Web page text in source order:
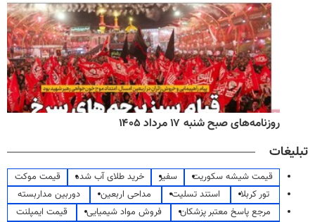
روزنامه‌های صبح شنبه ۱۷ مرداد ۱۴۰۵
تبلیغات
قیمت شیشه سکوریت سفیر خرید طلای آب شده
قیمت موکت
تور کربلا
استند تسلیت مداحی اربعین
دوربین مداربسته
مرجع پاسخ معتبر پزشکان
فروش مواد شیمیایی
قیمت ایمپلنت